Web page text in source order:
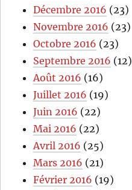
Décembre 2016 (23)
Novembre 2016 (23)
Octobre 2016 (23)
Septembre 2016 (12)
Août 2016 (16)
Juillet 2016 (19)
Juin 2016 (22)
Mai 2016 (22)
Avril 2016 (25)
Mars 2016 (21)
Février 2016 (19)